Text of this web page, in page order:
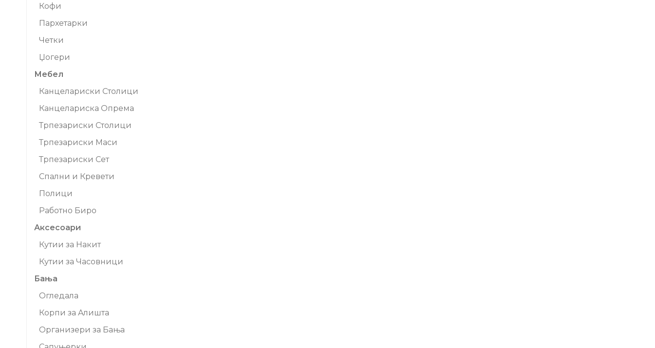
Кофи
Пархетарки
Четки
Џогери
Мебел
Канцелариски Столици
Канцелариска Опрема
Трпезариски Столици
Трпезариски Маси
Трпезариски Сет
Спални и Кревети
Полици
Работно Биро
Аксесоари
Кутии за Накит
Кутии за Часовници
Бања
Огледала
Корпи за Aлишта
Организери за Бања